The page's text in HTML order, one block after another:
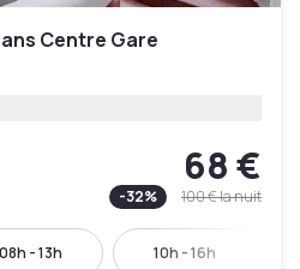
Centre Gare
68 €
-32% 100 €la nuit
08h - 13h 10h - 16h